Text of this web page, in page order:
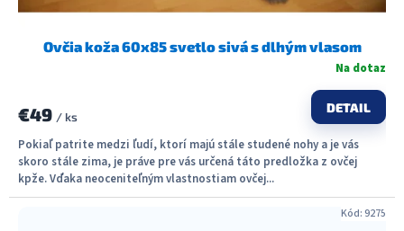
Ovčia koža 60x85 svetlo sivá s dlhým vlasom
Na dotaz
€49 / ks
DETAIL
Pokiaľ patrite medzi ľudí, ktorí majú stále studené nohy a je vás
skoro stále zima, je práve pre vás určená táto predložka z ovčej
kpže. Vďaka neoceniteľným vlastnostiam ovčej...
Kód:9275